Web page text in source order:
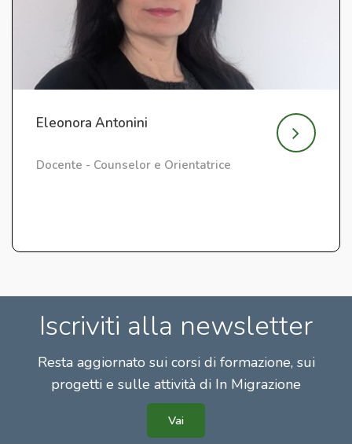
Eleonora Antonini
Docente - Counselor e Orientatrice
Iscriviti alla newsletter
Resta aggiornato sui corsi di formazione, sui
progetti e sulle attività di In Migrazione
Vai